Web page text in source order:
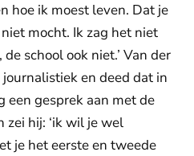
hoe ik moest leven. Dat je
mocht. Ik zag het niet
school ook niet.’ Van der
en deed dat in
een gesprek aan met de
zei hij: ‘ik wil je wel
je het eerste en tweede